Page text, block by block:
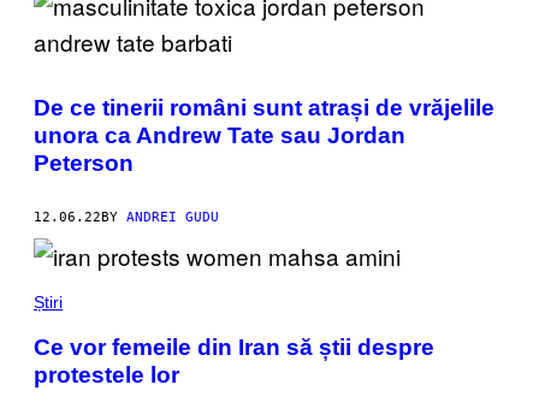
De ce tinerii români sunt atrași de vrăjelile
unora ca Andrew Tate sau Jordan
Peterson
12.06.22BY ANDREI GUDU
Știri
Ce vor femeile din Iran să știi despre
protestele lor